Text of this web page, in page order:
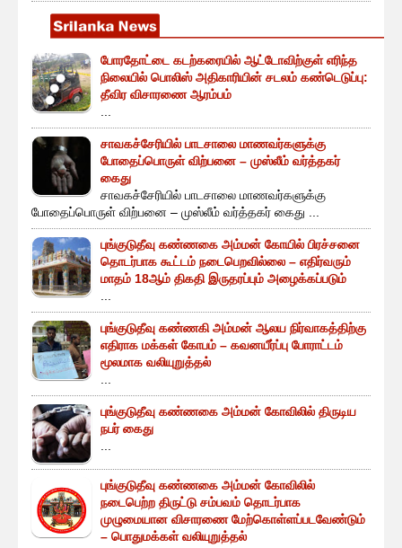
போரதோட்டை கடற்கரையில் ஆட்டோவிற்குள் எரிந்த
நிலையில் பொலிஸ் அதிகாரியின் சடலம் கண்டெடுப்பு:
தீவிர விசாரணை ஆரம்பம்
சாவகச்சேரியில் பாடசாலை மாணவர்களுக்கு
போதைப்பொருள் விற்பனை – முஸ்லீம் வர்த்தகர்
கைது
சாவகச்சேரியில் பாடசாலை மாணவர்களுக்கு
போதைப்பொருள் விற்பனை – முஸ்லீம் வர்த்தகர் கைது ...
புங்குடுதீவு கண்ணகை அம்மன் கோயில் பிரச்சனை
தொடர்பாக கூட்டம் நடைபெறவில்லை – எதிர்வரும்
மாதம் 18ஆம் திகதி இருதரப்பும் அழைக்கப்படும்
புங்குடுதீவு கண்ணகி அம்மன் ஆலய நிர்வாகத்திற்கு
எதிராக மக்கள் கோபம் – கவனயீர்ப்பு போராட்டம்
மூலமாக வலியுறுத்தல்
புங்குடுதீவு கண்ணகை அம்மன் கோவிலில் திருடிய
நபர் கைது
புங்குடுதீவு கண்ணகை அம்மன் கோவிலில்
நடைபெற்ற திருட்டு சம்பவம் தொடர்பாக
முழுமையான விசாரணை மேற்கொள்ளப்படவேண்டும்
– பொதுமக்கள் வலியுறுத்தல்